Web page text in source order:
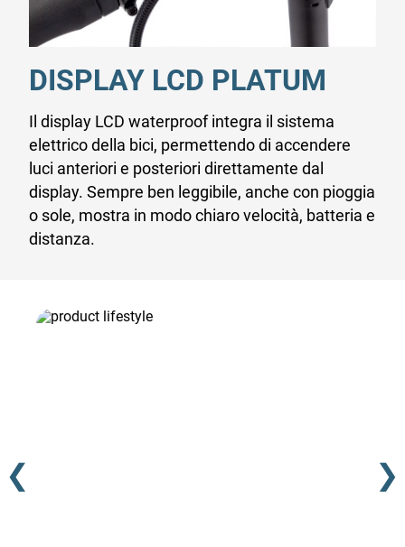
DISPLAY LCD PLATUM
Il display LCD waterproof integra il sistema
elettrico della bici, permettendo di accendere
luci anteriori e posteriori direttamente dal
display. Sempre ben leggibile, anche con pioggia
o sole, mostra in modo chiaro velocità, batteria e
distanza.
❮ ❯